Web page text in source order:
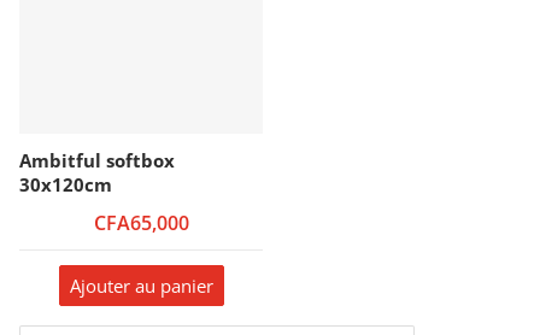
Ambitful softbox
30x120cm
CFA65,000
Ajouter au panier